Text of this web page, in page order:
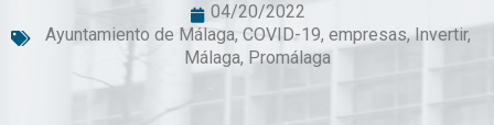
04/20/2022
Ayuntamiento de Málaga, COVID-19, empresas,Invertir,
Málaga, Promálaga